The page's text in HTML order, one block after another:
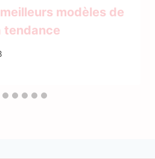
modèles de
tendance